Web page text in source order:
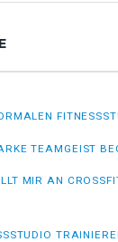
TEAMGEIST
MIR AN